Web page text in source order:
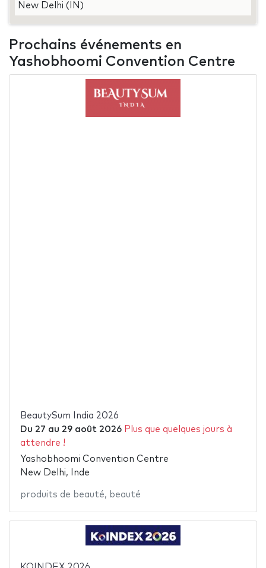
New Delhi (IN)
Prochains événements en
Yashobhoomi Convention Centre
BeautySum India 2026
Du 27 au 29 août 2026 Plus que quelques jours à
attendre !
Yashobhoomi Convention Centre
New Delhi, Inde
produits de beauté, beauté